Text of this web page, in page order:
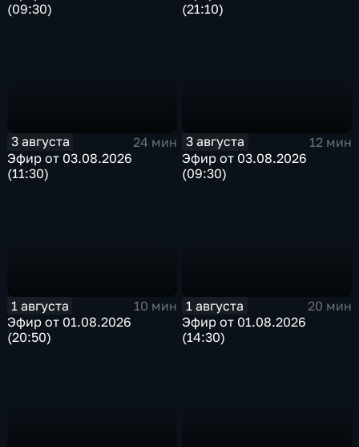
(09:30)
(21:10)
3 августа
24 мин
Эфир от 03.08.2026
(11:30)
3 августа
12 мин
Эфир от 03.08.2026
(09:30)
1 августа
10 мин
Эфир от 01.08.2026
(20:50)
1 августа
20 мин
Эфир от 01.08.2026
(14:30)